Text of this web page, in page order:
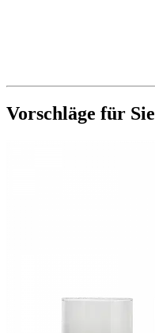
Vorschläge für Sie